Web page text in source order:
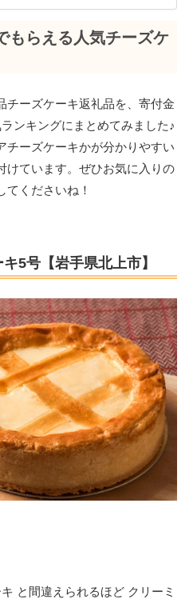
もらえる人気チーズケ
チーズケーキ返礼品を、寄付金
ンキングにまとめてみました♪
チーズケーキかが分かりやすい
けています。ぜひお気に入りの
てくださいね！
5号【岩手県北上市】
と間違えられるほど クリーミ